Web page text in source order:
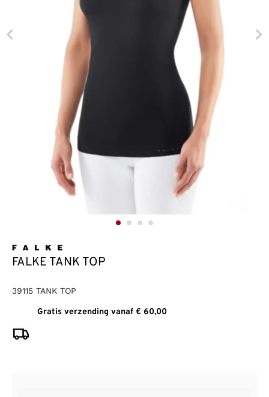
FALKE TANK TOP
39115 TANK TOP
Gratis verzending vanaf € 60,00